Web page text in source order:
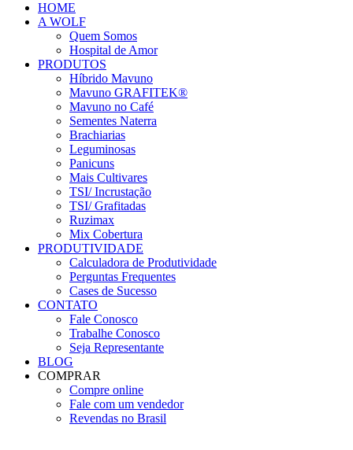
HOME
A WOLF
Quem Somos
Hospital de Amor
PRODUTOS
Híbrido Mavuno
Mavuno GRAFITEK®
Mavuno no Café
Sementes Naterra
Brachiarias
Leguminosas
Panicuns
Mais Cultivares
TSI/ Incrustação
TSI/ Grafitadas
Ruzimax
Mix Cobertura
PRODUTIVIDADE
Calculadora de Produtividade
Perguntas Frequentes
Cases de Sucesso
CONTATO
Fale Conosco
Trabalhe Conosco
Seja Representante
BLOG
COMPRAR
Compre online
Fale com um vendedor
Revendas no Brasil